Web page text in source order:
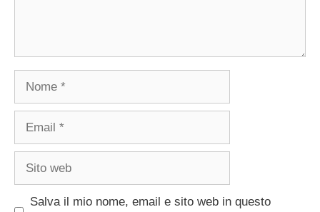
Nome
Email
Sito
Salva il mio nome, email e sito web in questo